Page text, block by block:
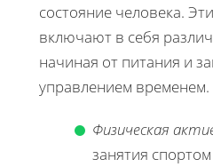
состояние человека.
включают в себя
начиная от питания и
управлением временем.
Физическая
занятия